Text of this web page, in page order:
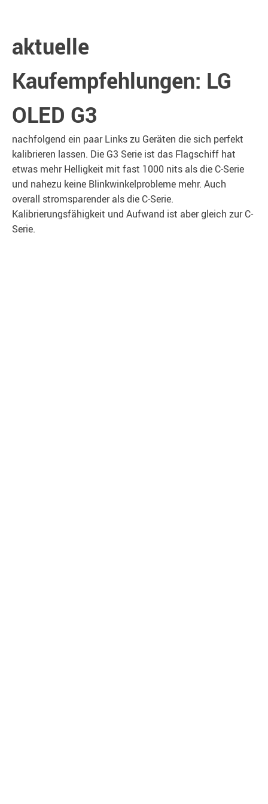
aktuelle
Kaufempfehlungen: LG
OLED G3
nachfolgend ein paar Links zu Geräten die sich perfekt
kalibrieren lassen. Die G3 Serie ist das Flagschiff hat
etwas mehr Helligkeit mit fast 1000 nits als die C-Serie
und nahezu keine Blinkwinkelprobleme mehr. Auch
overall stromsparender als die C-Serie.
Kalibrierungsfähigkeit und Aufwand ist aber gleich zur C-
Serie.